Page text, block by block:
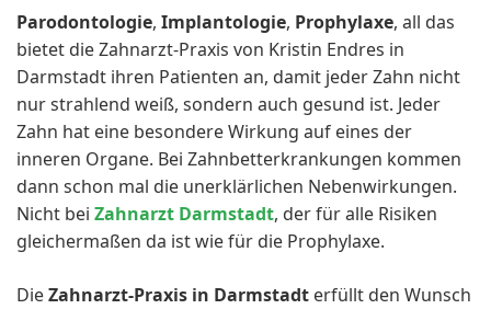
Parodontologie, Implantologie, Prophylaxe, all das
bietet die Zahnarzt-Praxis von Kristin Endres in
Darmstadt ihren Patienten an, damit jeder Zahn nicht
nur strahlend weiß, sondern auch gesund ist. Jeder
Zahn hat eine besondere Wirkung auf eines der
inneren Organe. Bei Zahnbetterkrankungen kommen
dann schon mal die unerklärlichen Nebenwirkungen.
Nicht bei Zahnarzt Darmstadt, der für alle Risiken
gleichermaßen da ist wie für die Prophylaxe.
DieZahnarzt-Praxis in Darmstadt erfüllt den Wunsch